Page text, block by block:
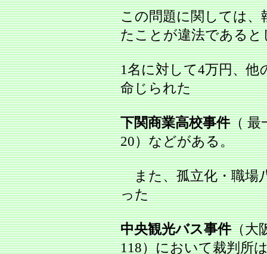
この問題に関しては、
たことが違法であると
1名に対して4万円、他
命じられた
下関商業高校事件（ 最
20）などがある。
また、孤立化・職場
った
中央観光バス事件（大
118）において裁判所